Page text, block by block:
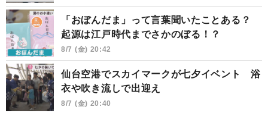
「おぼんだま」って言葉聞いたことある？
起源は江戸時代までさかのぼる！？
8/7 (金) 20:42
仙台空港でスカイマークが七夕イベント 浴
衣や吹き流しで出迎え
8/7 (金) 20:40